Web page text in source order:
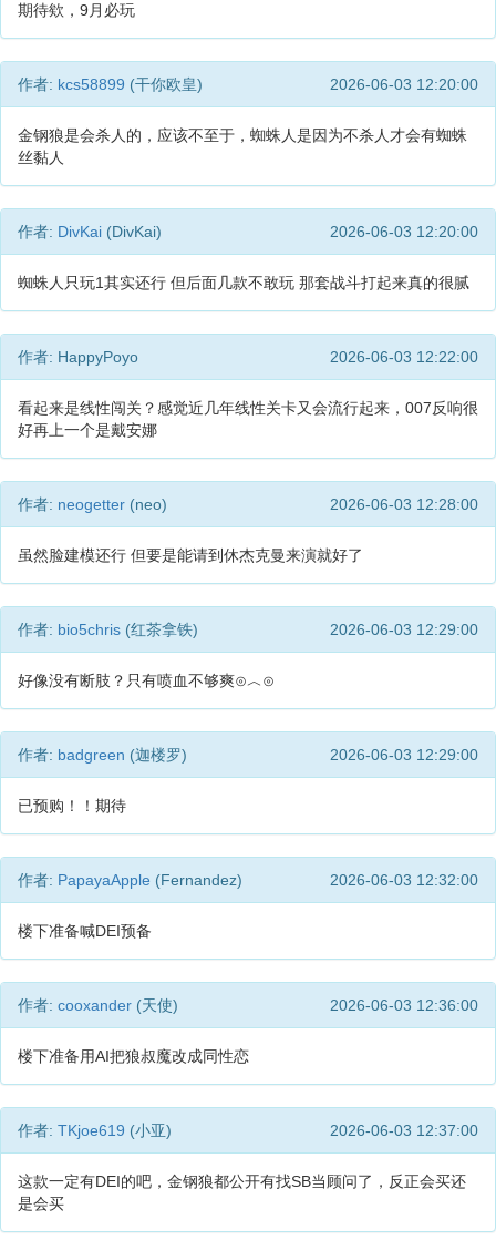
期待欸，9月必玩
作者: kcs58899 (干你欧皇) 2026-06-03 12:20:00
金钢狼是会杀人的，应该不至于，蜘蛛人是因为不杀人才会有蜘蛛
丝黏人
作者: DivKai (DivKai) 2026-06-03 12:20:00
蜘蛛人只玩1其实还行 但后面几款不敢玩 那套战斗打起来真的很腻
作者: HappyPoyo 2026-06-03 12:22:00
看起来是线性闯关？感觉近几年线性关卡又会流行起来，007反响很
好再上一个是戴安娜
作者: neogetter (neo) 2026-06-03 12:28:00
虽然脸建模还行 但要是能请到休杰克曼来演就好了
作者: bio5chris (红茶拿铁) 2026-06-03 12:29:00
好像没有断肢？只有喷血不够爽⊙︿⊙
作者: badgreen (迦楼罗) 2026-06-03 12:29:00
已预购！！期待
作者: PapayaApple (Fernandez) 2026-06-03 12:32:00
楼下准备喊DEI预备
作者: cooxander (天使) 2026-06-03 12:36:00
楼下准备用AI把狼叔魔改成同性恋
作者: TKjoe619 (小亚) 2026-06-03 12:37:00
这款一定有DEI的吧，金钢狼都公开有找SB当顾问了，反正会买还
是会买